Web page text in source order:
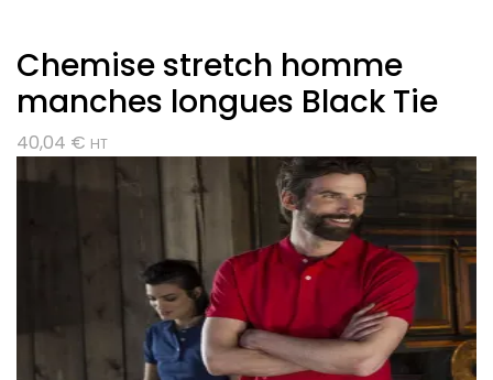
Chemise stretch homme
manches longues Black Tie
40,04 € HT